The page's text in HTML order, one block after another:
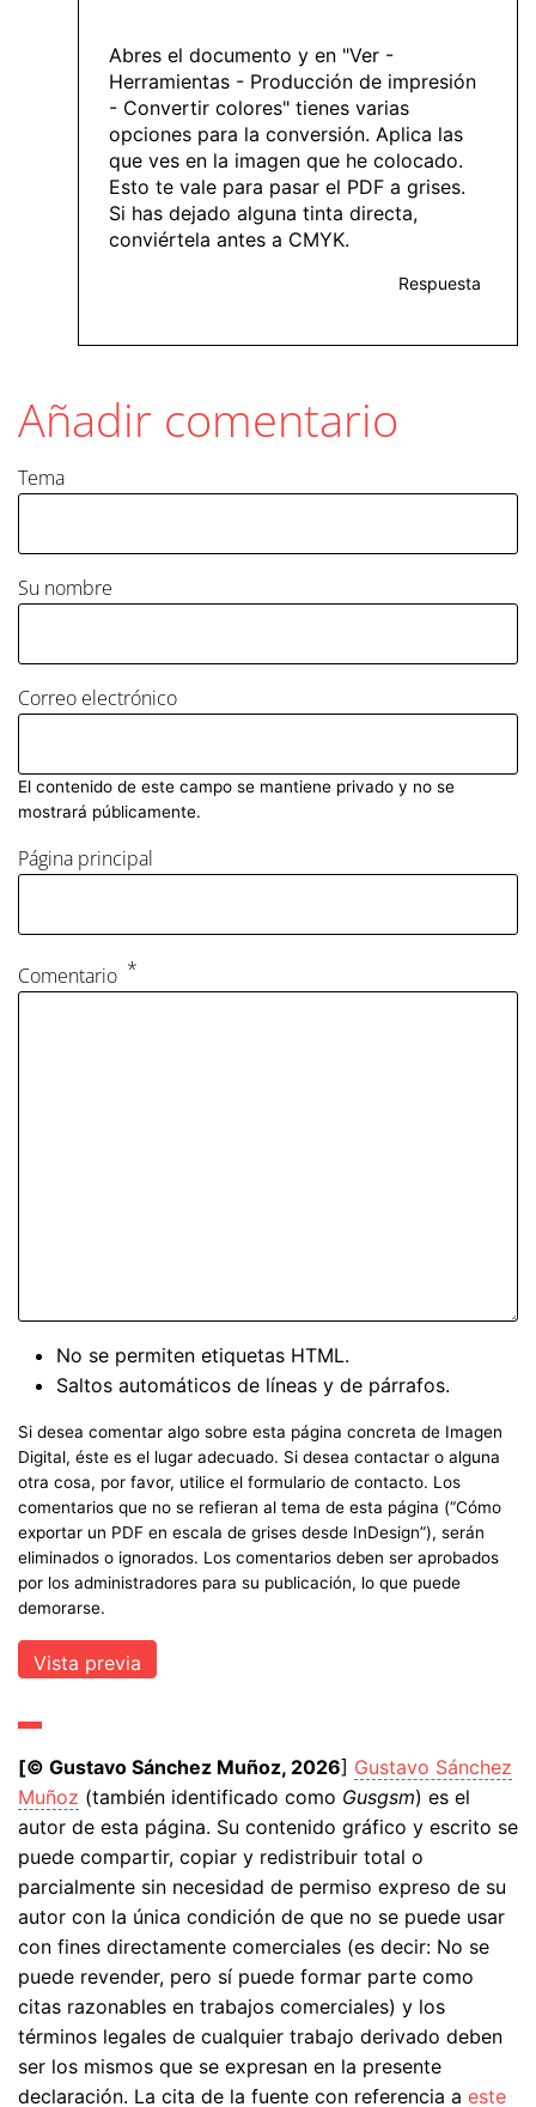
Abres el documento y en "Ver -
Herramientas - Producción de impresión
- Convertir colores" tienes varias
opciones para la conversión. Aplica las
que ves en la imagen que he colocado.
Esto te vale para pasar el PDF a grises.
Si has dejado alguna tinta directa,
conviértela antes a CMYK.
Respuesta
Añadir comentario
Tema
Su nombre
Correo electrónico
El contenido de este campo se mantiene privado y no se
mostrará públicamente.
Página principal
Comentario
No se permiten etiquetas HTML.
Saltos automáticos de líneas y de párrafos.
Si desea comentar algo sobre esta página concreta de Imagen
Digital, éste es el lugar adecuado. Si desea contactar o alguna
otra cosa, por favor, utilice el formulario de contacto. Los
comentarios que no se refieran al tema de esta página (“Cómo
exportar un PDF en escala de grises desde InDesign”), serán
eliminados o ignorados. Los comentarios deben ser aprobados
por los administradores para su publicación, lo que puede
demorarse.
[© Gustavo Sánchez Muñoz, 2026] Gustavo Sánchez
Muñoz (también identificado como Gusgsm) es el
autor de esta página. Su contenido gráfico y escrito se
puede compartir, copiar y redistribuir total o
parcialmente sin necesidad de permiso expreso de su
autor con la única condición de que no se puede usar
con fines directamente comerciales (es decir: No se
puede revender, pero sí puede formar parte como
citas razonables en trabajos comerciales) y los
términos legales de cualquier trabajo derivado deben
ser los mismos que se expresan en la presente
declaración. La cita de la fuente con referencia a este